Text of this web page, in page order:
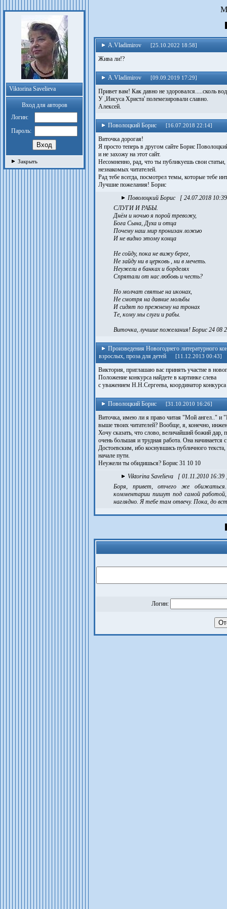
A.Vladimirov [25.10.2022 18:58]
Жива ли!?
A.Vladimirov [09.09.2019 17:29]
Привет вам! Как давно не здоровался.....сколь
У ,Иисуса Христа' полемезировали славно.
Алексей.
Поволоцкий Борис [16.07.2018 22:14]
Виточка дорогая!
Я просто теперь в другом сайте Борис
и не захожу на этот сайт.
Несомненно, рад, что ты публикуешь свои
незнакомых читателей.
Рад тебе всегда, посмотрел темы, которые тебе
Лучшие пожелания! Борис
Поволоцкий Борис
[ 24.07.2018
СЛУГИ И РАБЫ.
Днём и ночью я порой тревожу,
Бога Сына, Духа и отца
Почему наш мир пронизан ложью
И не видно этому конца
Не сойду, пока не вижу берег,
Не зайду ни в церковь , ни в мечеть.
Неужели в банках и борделях
Спрятали от нас любовь и честь?
Но молчат святые на иконах,
Не смотря на давние мольбы
И сидят по прежнему на тронах
Те, кому мы слуги и рабы.
Виточка, лучшие пожелания! Борис 24 08
Произведения Новогоднего литературного
взрослых, проза для детей
[11.12.2013 00:43]
Виктория, приглашаю вас принять участие в
Положение конкурса найдете в картинке слева
с уважением Н.Н.Сергеева, координатор конкурса
Поволоцкий Борис [31.10.2010 16:26]
Виточка, имею ли я право читая "Мой ангел.." и
выше твоих читателей? Вообще, я, конечно,
Хочу сказать, что слово, величайший божий дар,
очень большая и трудная работа. Она
Достоевским, ибо коснувшись публичного
начале пути.
Неужели ты обидишься? Борис 31 10 10
Viktorina Savelieva
[ 01.11.2010 16:39
Боря, привет, отчего же обижаться.
комментарии пишут под самой
наглядно. Я тебе там отвечу. Пока, до
Логин:
Viktorina Savelieva
Вход для авторов
Логин:
Пароль:
Закрыть